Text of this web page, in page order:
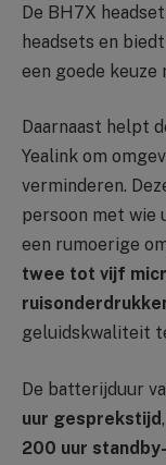
De BH7X
headsets en
een goede keuze
Daarnaast helpt
Yealink om
verminderen.
persoon met wie
een rumoerige
twee tot vijf
geluidskwaliteit
De batterijduur
uur gesprekstijd
200 uur